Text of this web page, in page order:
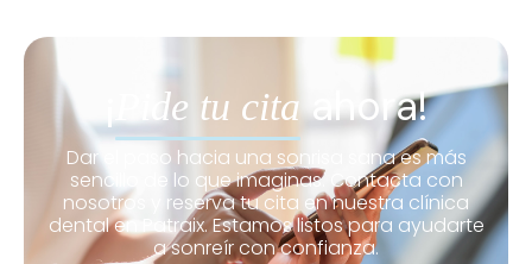
Pide tu citaahora!
Dar el paso hacia una sonrisa sana es más
sencillo de lo que imaginas. Contacta con
nosotros y reserva tu cita en nuestra clínica
dental en Patraix. Estamos listos para ayudarte
a sonreír con confianza.